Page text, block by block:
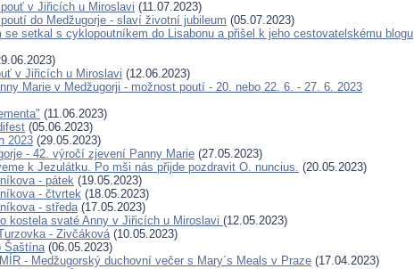
v Jiřicích u Miroslavi (11.07.2023)
do Medžugorje - slaví životní jubileum (05.07.2023)
setkal s cyklopoutníkem do Lisabonu a přišel k jeho cestovatelskému blogu
v Jiřicích u Miroslavi (12.06.2023)
Marie v Medžugorji - možnost poutí - 20. nebo 22. 6. - 27. 6. 2023
(11.06.2023)
(05.06.2023)
2023 (29.05.2023)
- 42. výročí zjevení Panny Marie (27.05.2023)
k Jezulátku. Po mši nás přijde pozdravit O. nuncius. (20.05.2023)
- pátek (19.05.2023)
- čtvrtek (18.05.2023)
- středa(17.05.2023)
kostela svaté Anny v Jiřicích u Miroslavi (12.05.2023)
- Zivčáková(10.05.2023)
Šaštína(06.05.2023)
- Medžugorský duchovní večer s Mary´s Meals v Praze (17.04.2023)